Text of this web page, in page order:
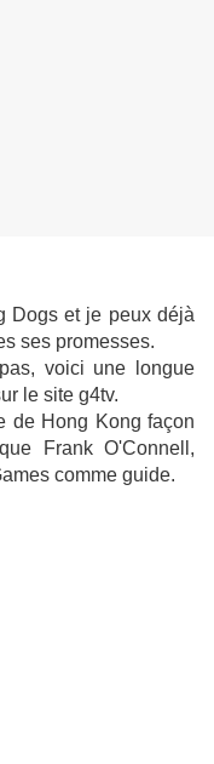
Dogs et je peux déjà
ses promesses.
voici une longue
le site g4tv.
de Hong Kong façon
Frank O'Connell,
comme guide.